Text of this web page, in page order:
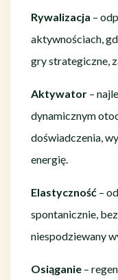
Rywalizacja –
aktywnościach,
gry strategiczne,
Aktywator –
dynamicznym
doświadczenia,
energię.
Elastyczność –
spontanicznie,
niespodziewany
Osiąganie –